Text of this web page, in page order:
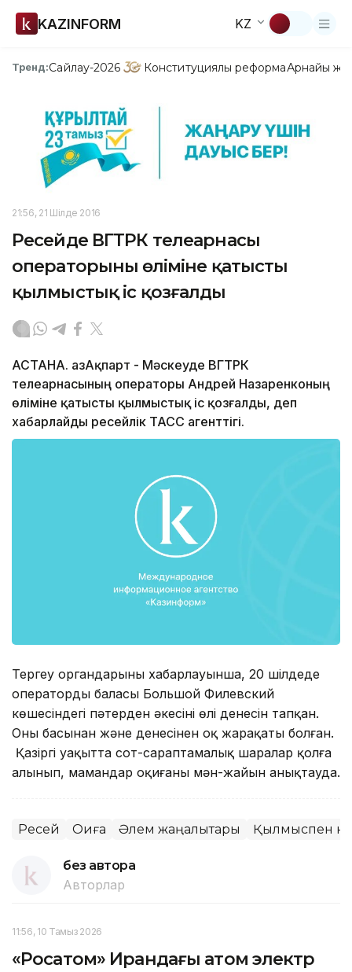
KAZINFORM KZ
Тренд:Сайлау-2026 Конституциялық реформаАрнайы
21:56, 21 Шілде 2016
Ресейде ВГТРК телеарнасы
операторының өліміне қатысты
қылмыстық іс қозғалды
АСТАНА. ҚазАқпарт - Мәскеуде ВГТРК
телеарнасының операторы Андрей Назаренконың
өліміне қатысты қылмыстық іс қозғалды, деп
хабарлайды ресейлік ТАСС агенттігі.
Тергеу органдарының хабарлауынша, 20 шілдеде
оператордың баласы Большой Филевский
көшесіндегі пәтерден әкесінің өлі денесін тапқан.
Оның басынан және денесінен оқ жарақаты болған.
Қазіргі уақытта сот-сараптамалық шаралар қолға
алынып, мамандар оқиғаның мән-жайын анықтауда.
Ресей Оқиға Әлем жаңалықтары Қылмыспен
без автора
Авторлар
11:56, 10 Тамыз 2026
«Росатом» Ирандағы атом электр